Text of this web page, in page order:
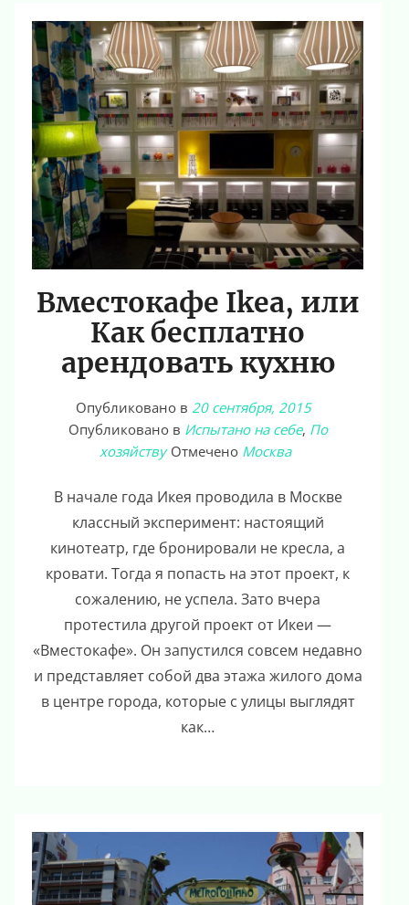
Вместокафе Ikea, или
Как бесплатно
арендовать кухню
Опубликовано в 20 сентября, 2015
Опубликовано в Испытано на себе, По
хозяйству Отмечено Москва
В начале года Икея проводила в Москве
классный эксперимент: настоящий
кинотеатр, где бронировали не кресла, а
кровати. Тогда я попасть на этот проект, к
сожалению, не успела. Зато вчера
протестила другой проект от Икеи —
«Вместокафе». Он запустился совсем недавно
и представляет собой два этажа жилого дома
в центре города, которые с улицы выглядят
как…